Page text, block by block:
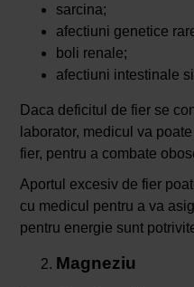
sarcina;
afectiuni genetice
boli renale;
afectiuni intestinale
Daca deficitul de fier se
laborator, medicul va
fier, pentru a combate
Aportul excesiv de fier
cu medicul pentru a va
pentru energie sunt
Magneziu